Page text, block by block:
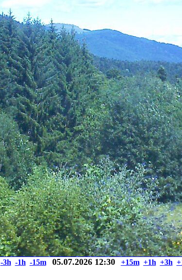
-3h -1h -15m 05.07.2026 12:30 +15m +1h +3h